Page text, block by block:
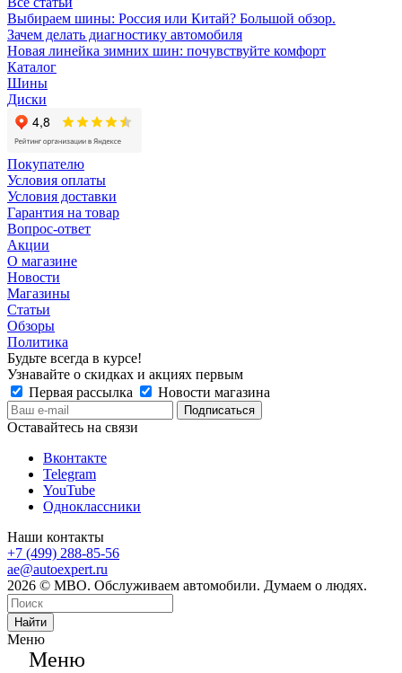
Выбираем шины: Россия или Китай? Большой обзор.
Зачем делать диагностику автомобиля
Новая линейка зимних шин: почувствуйте комфорт
Каталог
Шины
Диски
Покупателю
Условия оплаты
Условия доставки
Гарантия на товар
Вопрос-ответ
Акции
О магазине
Новости
Магазины
Статьи
Обзоры
Политика
Будьте всегда в курсе!
Узнавайте о скидках и акциях первым
Первая рассылка
Новости магазина
Оставайтесь на связи
Вконтакте
Telegram
YouTube
Одноклассники
Наши контакты
+7 (499) 288-85-56
ae@autoexpert.ru
2026 © МВО. Обслуживаем автомобили. Думаем о людях.
Найти
Меню
Меню